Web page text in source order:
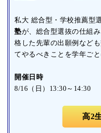
私大 総合型・学校推薦型
塾が、総合型選抜の仕組
格した先輩の出願例など
てやるべきことを学年ごと
開催日時
8/16（日）13:30～14:30
高2